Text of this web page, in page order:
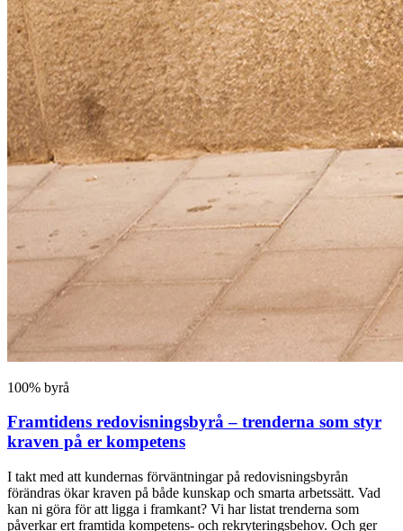
100% byrå
Framtidens redovisningsbyrå – trenderna som styr
kraven på er kompetens
I takt med att kundernas förväntningar på redovisningsbyrån
förändras ökar kraven på både kunskap och smarta arbetssätt. Vad
kan ni göra för att ligga i framkant? Vi har listat trenderna som
påverkar ert framtida kompetens- och rekryteringsbehov. Och ger